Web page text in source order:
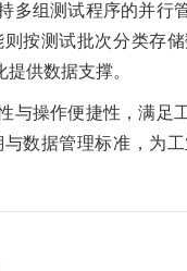
组测试程序的并行
按测试批次分类存
供数据支撑。
与操作便捷性，满足
数据管理标准，为